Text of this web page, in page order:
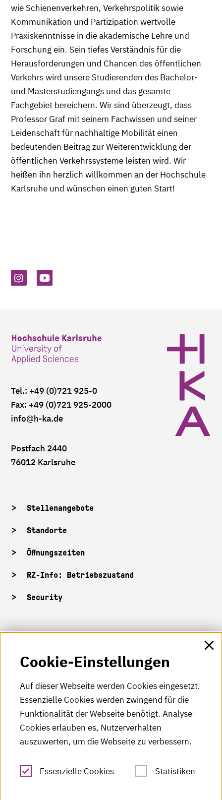
wie Schienenverkehren, Verkehrspolitik sowie
Kommunikation und Partizipation wertvolle
Praxiskenntnisse in die akademische Lehre und
Forschung ein. Sein tiefes Verständnis für die
Herausforderungen und Chancen des öffentlichen
Verkehrs wird unsere Studierenden des Bachelor-
und Masterstudiengangs und das gesamte
Fachgebiet bereichern. Wir sind überzeugt, dass
Professor Graf mit seinem Fachwissen und seiner
Leidenschaft für nachhaltige Mobilität einen
bedeutenden Beitrag zur Weiterentwicklung der
öffentlichen Verkehrssysteme leisten wird. Wir
heißen ihn herzlich willkommen an der Hochschule
Karlsruhe und wünschen einen guten Start!
Tel.: +49 (0)721 925-0
Fax: +49 (0)721 925-2000
info@h-ka.de
Postfach 2440
76012 Karlsruhe
Stellenangebote
Standorte
Öffnungszeiten
RZ-Info: Betriebszustand
Security
HKA-Shop
HKA-Videos
HKA-Podcast
HKA-Publikationen
RSS-Feed
Leichte Sprache
Cookie-Einstellungen
Auf dieser Webseite werden Cookies eingesetzt.
Essenzielle Cookies werden zwingend für die
Funktionalität der Webseite benötigt. Analyse-
Cookies erlauben es, Nutzerverhalten
auszuwerten, um die Webseite zu verbessern.
Essenzielle Cookies Statistiken